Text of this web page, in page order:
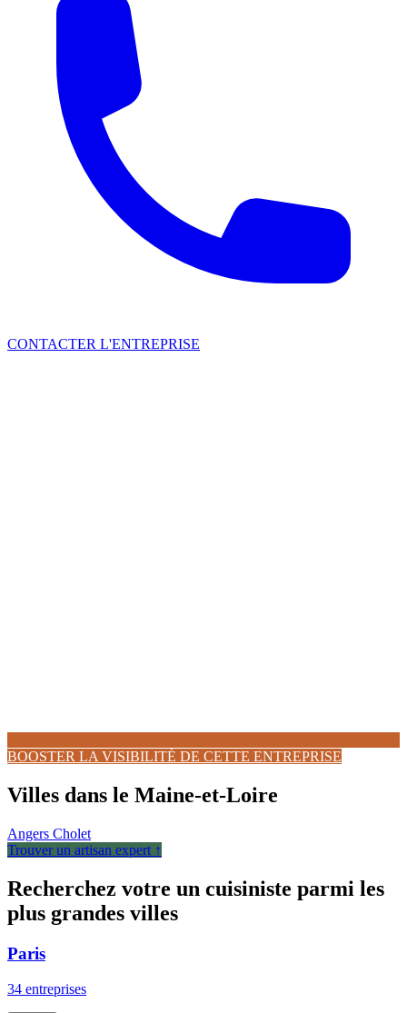
CONTACTER L'ENTREPRISE
BOOSTER LA VISIBILITÉ DE CETTE ENTREPRISE
Villes dans le Maine-et-Loire
Angers Cholet
Trouver un artisan expert ↑
Recherchez votre un cuisiniste parmi les
plus grandes villes
Paris
34 entreprises